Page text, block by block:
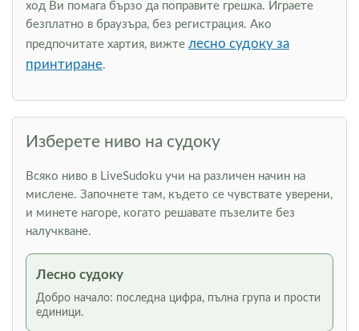
ход Ви помага бързо да поправите грешка. Играете
безплатно в браузъра, без регистрация. Ако
предпочитате хартия, вижте лесно судоку за
принтиране.
Изберете ниво на судоку
Всяко ниво в LiveSudoku учи на различен начин на
мислене. Започнете там, където се чувствате уверени,
и минете нагоре, когато решавате пъзелите без
налучкване.
Лесно судоку
Добро начало: последна цифра, пълна група и прости
единици.